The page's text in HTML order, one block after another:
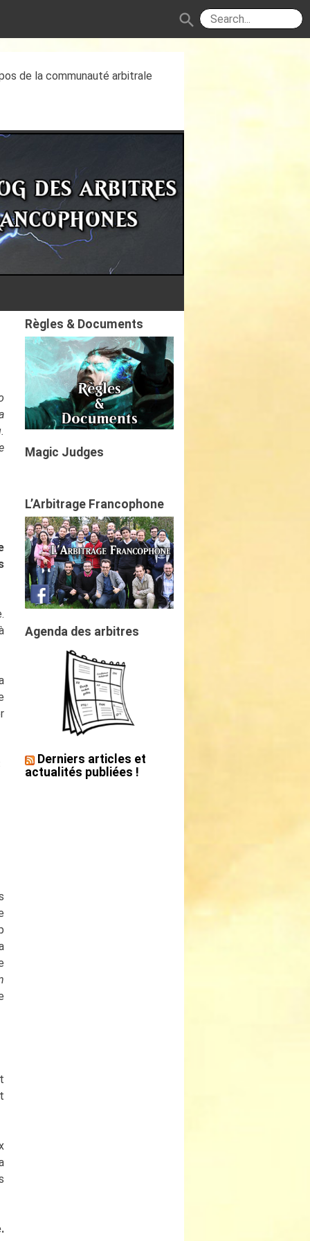
search
de la communauté arbitrale
Règles & Documents
Magic Judges
L’Arbitrage Francophone
Agenda des arbitres
Derniers articles et
actualités publiées !